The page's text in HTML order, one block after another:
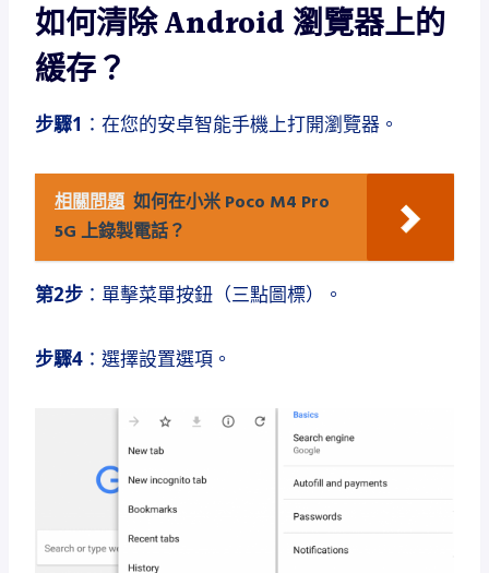
如何清除 Android 瀏覽器上的
緩存？
步驟1 ：在您的安卓智能手機上打開瀏覽器。
相關問題 如何在小米 Poco M4 Pro
5G 上錄製電話？
第2步 ：單擊菜單按鈕（三點圖標）。
步驟4 ：選擇設置選項。